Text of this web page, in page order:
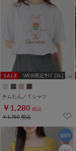
WEB限定ｻｲｽﾞ[3L]
チムたん／Ｔシャツ
￥1,280 税込
￥1,780税込